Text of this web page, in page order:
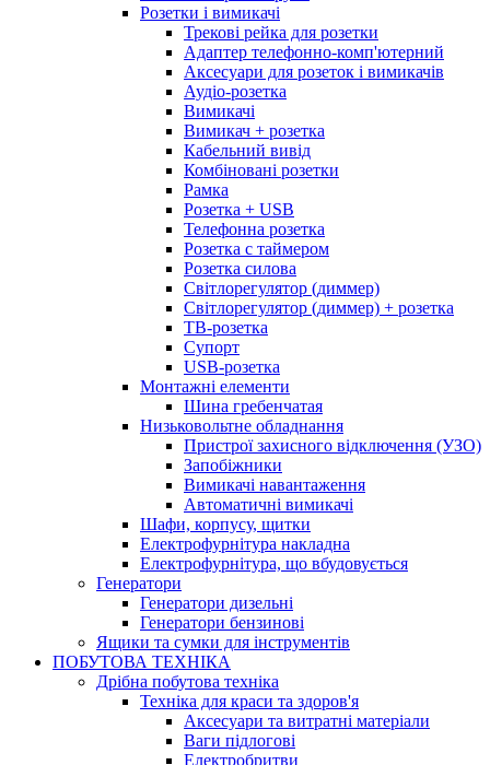
Розетки і вимикачі
Трекові рейка для розетки
Адаптер телефонно-комп'ютерний
Аксесуари для розеток і вимикачів
Аудіо-розетка
Вимикачі
Вимикач + розетка
Кабельний вивід
Комбіновані розетки
Рамка
Розетка + USB
Телефонна розетка
Розетка с таймером
Розетка силова
Світлорегулятор (диммер)
Світлорегулятор (диммер) + розетка
ТВ-розетка
Супорт
USB-розетка
Монтажні елементи
Шина гребенчатая
Низьковольтне обладнання
Пристрої захисного відключення (УЗО)
Запобіжники
Вимикачі навантаження
Автоматичні вимикачі
Шафи, корпусу, щитки
Електрофурнітура накладна
Електрофурнітура, що вбудовується
Генератори
Генератори дизельні
Генератори бензинові
Ящики та сумки для інструментів
ПОБУТОВА ТЕХНІКА
Дрібна побутова техніка
Техніка для краси та здоров'я
Аксесуари та витратні матеріали
Ваги підлогові
Електробритви